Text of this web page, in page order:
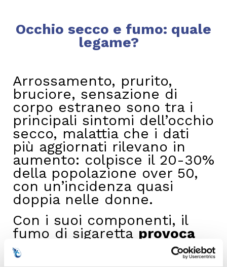
Occhio secco e fumo: quale
legame?
Arrossamento, prurito,
bruciore, sensazione di
corpo estraneo sono tra i
principali sintomi dell’occhio
secco, malattia che i dati
più aggiornati rilevano in
aumento: colpisce il 20-30%
della popolazione over 50,
con un’incidenza quasi
doppia nelle donne.
Con i suoi componenti, il
fumo di sigaretta provoca
vasospasmo (abnorme
contrazione della parete dei